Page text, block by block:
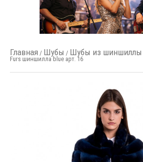
Главная / Шубы / Шубы из шиншиллы
Furs шиншилла blue арт. 16